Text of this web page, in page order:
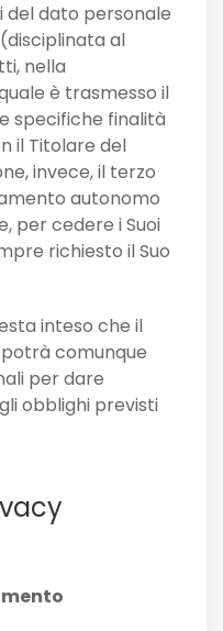
del dato personale
al
nella
è trasmesso il
specifiche finalità
il Titolare del
invece, il terzo
autonomo
per cedere i Suoi
richiesto il Suo
inteso che il
comunque
per dare
obblighi previsti